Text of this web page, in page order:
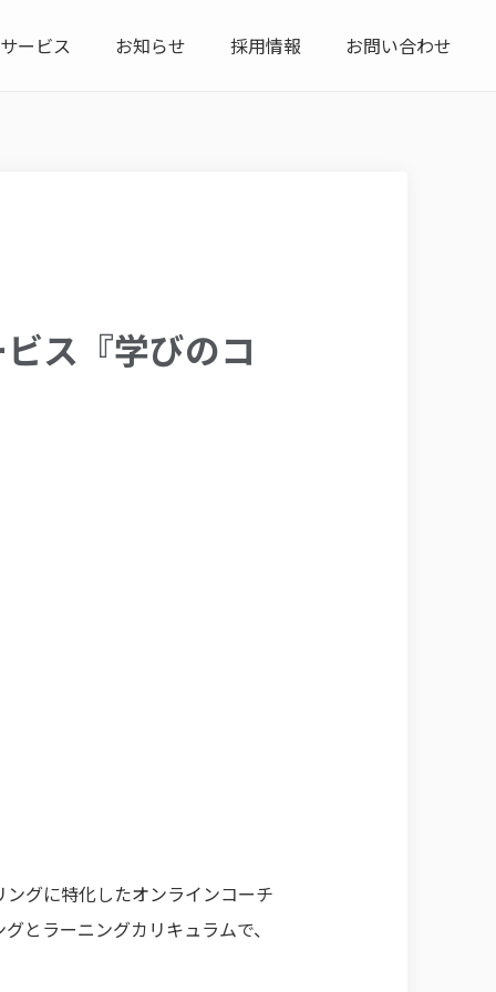
サービス お知らせ 採用情報 お問い合わせ
ス『学びのコ
グに特化したオンラインコーチ
とラーニングカリキュラムで、